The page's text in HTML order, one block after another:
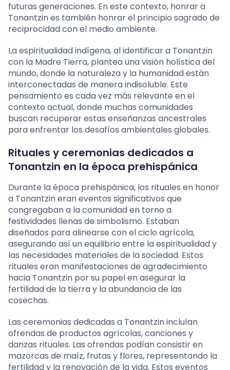
futuras generaciones. En este contexto, honrar a
Tonantzin es también honrar el principio sagrado de
reciprocidad con el medio ambiente.
La espiritualidad indígena, al identificar a Tonantzin
con la Madre Tierra, plantea una visión holística del
mundo, donde la naturaleza y la humanidad están
interconectadas de manera indisoluble. Este
pensamiento es cada vez más relevante en el
contexto actual, donde muchas comunidades
buscan recuperar estas enseñanzas ancestrales
para enfrentar los desafíos ambientales globales.
Rituales y ceremonias dedicados a
Tonantzin en la época prehispánica
Durante la época prehispánica, los rituales en honor
a Tonantzin eran eventos significativos que
congregaban a la comunidad en torno a
festividades llenas de simbolismo. Estaban
diseñados para alinearse con el ciclo agrícola,
asegurando así un equilibrio entre la espiritualidad y
las necesidades materiales de la sociedad. Estos
rituales eran manifestaciones de agradecimiento
hacia Tonantzin por su papel en asegurar la
fertilidad de la tierra y la abundancia de las
cosechas.
Las ceremonias dedicadas a Tonantzin incluían
ofrendas de productos agrícolas, canciones y
danzas rituales. Las ofrendas podían consistir en
mazorcas de maíz, frutas y flores, representando la
fertilidad y la renovación de la vida. Estos eventos